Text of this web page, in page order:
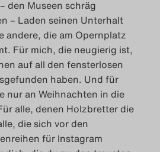
2020
Blog
2021
Blog
2022
Blog
den Museen schräg
– Laden seinen Unterhalt
andere, die am Opernplatz
Für mich, die neugierig ist,
auf all den fensterlosen
haben. Und für
nur an Weihnachten in die
alle, denen Holzbretter die
die sich vor den
für Instagram